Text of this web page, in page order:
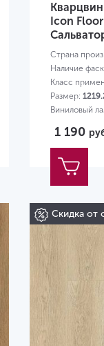
Icon
Страна
Наличие
Класс
Размер:
Виниловый
1 190
Скидка от